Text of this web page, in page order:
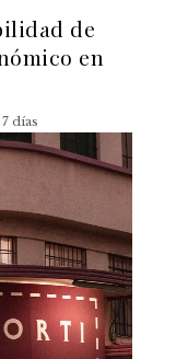
de
en
días